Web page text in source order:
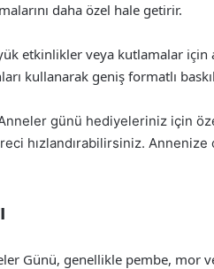
daha özel hale getirir.
etkinlikler veya kutlamalar için
kullanarak geniş formatlı
günü hediyeleriniz için
hızlandırabilirsiniz.
Günü, genellikle pembe, mor